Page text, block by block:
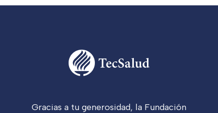
Gracias a tu generosidad, la Fundación